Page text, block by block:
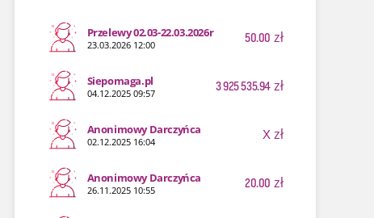
Przelewy 02.03-22.03.2026r
23.03.2026 12:00 50.00 zł
Siepomaga.pl
04.12.2025 09:57 3 925 535.94zł
Anonimowy Darczyńca
02.12.2025 16:04 Xzł
Anonimowy Darczyńca
26.11.2025 10:55 20.00 zł